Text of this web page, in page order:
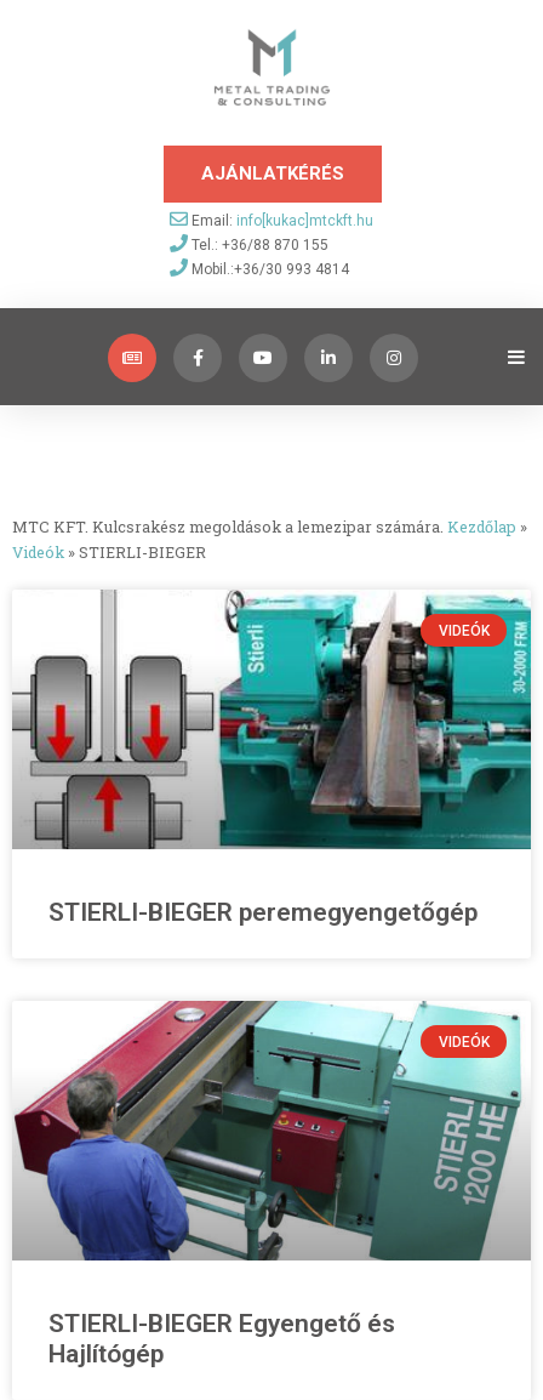
AJÁNLATKÉRÉS
Email: info[kukac]mtckft.hu
Tel.: +36/88 870 155
Mobil.:+36/30 993 4814
Bemutatkozás
Termékeink
Használt gépek
Videók
Árajánlat
Tudástár
Hírek
MTC KFT. Kulcsrakész megoldások a lemezipar számára. Kezdőlap »
Videók »STIERLI-BIEGER
VIDEÓK
STIERLI-BIEGER peremegyengetőgép
VIDEÓK
STIERLI-BIEGER Egyengető és
Hajlítógép